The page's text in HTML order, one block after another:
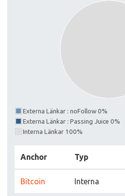
Externa Länkar : noFollow 0%
Externa Länkar : Passing Juice 0%
Interna Länkar 100%
Anchor Typ
Bitcoin Interna